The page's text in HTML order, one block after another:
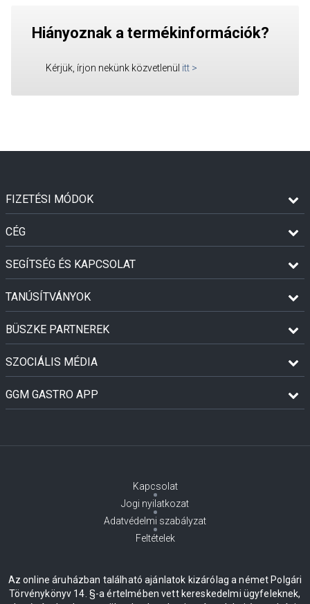
Hiányoznak a termékinformációk?
Kérjük, írjon nekünk közvetlenül itt >
FIZETÉSI MÓDOK
CÉG
SEGÍTSÉG ÉS KAPCSOLAT
TANÚSÍTVÁNYOK
BÜSZKE PARTNEREK
SZOCIÁLIS MÉDIA
GGM GASTRO APP
Kapcsolat
Jogi nyilatkozat
Adatvédelmi szabályzat
Feltételek
Az online áruházban található ajánlatok kizárólag a német Polgári
Törvénykönyv 14. §-a értelmében vett kereskedelmi ügyfeleknek,